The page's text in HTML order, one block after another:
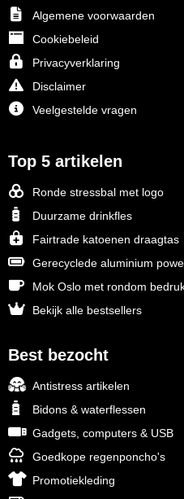
Algemene voorwaarden
Cookiebeleid
Privacyverklaring
Disclaimer
Veelgestelde vragen
Top 5 artikelen
Ronde stressbal met logo
Duurzame drinkfles
Fairtrade katoenen draagtas
Gerecyclede aluminium
Mok Oslo met rondom
Bekijk alle bestsellers
Best bezocht
Antistress artikelen
Bidons & waterflessen
Gadgets, computers & USB
Goedkope regenponcho's
Promotiekleding